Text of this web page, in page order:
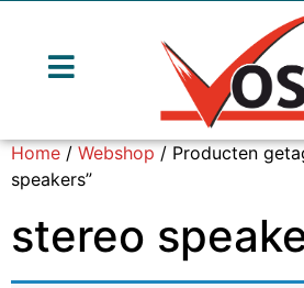
Home/Webshop/ Producten
speakers”
stereo